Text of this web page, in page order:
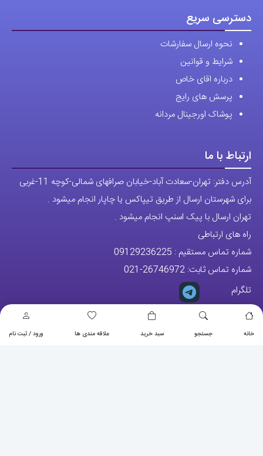
خانه جستجو سبد خرید علاقه مندی ها ورود / ثبت نام
دسترسی سریع
نحوه ارسال سفارشات
شرایط و قوانین
درباره اقای خاص
ارتباط با ما
آدرس دفتر: تهران-سعادت آباد-خیابان صرافهای شمالی-کوچه 11-غربی
برای شهرستان ارسال از طریق تیپاکس یا چاپار انجام میشود .
تهران ارسال با پیک اسنپ انجام میشود .
راه های ارتباطی
شماره تماس مستقیم :
شماره تماس ثابت:26746972
تلگرام